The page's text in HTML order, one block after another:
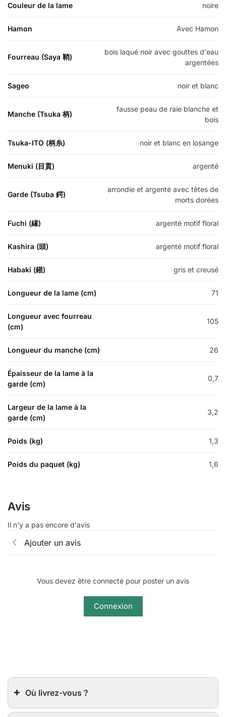
Couleur de la lame noire
Hamon Avec Hamon
Fourreau (Saya 鞘)
bois laqué noir avec gouttes d'eau
argentées
Sageo noir et blanc
Manche (Tsuka 柄)
fausse peau de raie blanche et
bois
Tsuka-ITO (柄糸) noir et blanc en losange
Menuki (目貫) argenté
Garde (Tsuba 鍔)
arrondie et argenté avec têtes de
morts dorées
Fuchi (縁) argenté motif floral
Kashira (頭) argenté motif floral
Habaki (鎺) gris et creusé
Longueur de la lame (cm) 71
Longueur avec fourreau
(cm)
105
Longueur du manche (cm) 26
Épaisseur de la lame à la
garde (cm)
0,7
Largeur de la lame à la
garde (cm)
3,2
Poids (kg) 1,3
Poids du paquet (kg) 1,6
Avis
Il n'y a pas encore d'avis
Ajouter un avis
Vous devez être connecté pour poster un avis
Connexion
Où livrez-vous ?